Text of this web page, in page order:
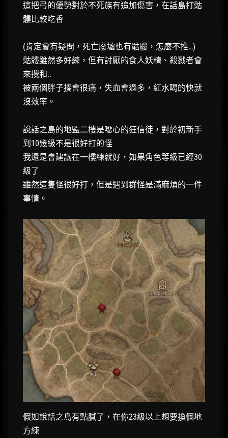
這把弓的優勢對於不死族有追加傷害，在話島打骷
髏比較吃香
(肯定會有疑問，死亡廢墟也有骷髏，怎麼不推…)
骷髏雖然多好練，但有討厭的食人妖精、殺戮者會
來攪和..
被兩個胖子揍會很痛，失血會過多，紅水喝的快就
沒效率。
說話之島的地監二樓是噁心的狂信徒，對於初新手
到10幾級不是很好打的怪
我還是會建議在一樓練就好，如果角色等級已經30
級了
雖然這隻怪很好打，但是遇到群怪是滿麻煩的一件
事情。
假如說話之島有點膩了，在你23級以上想要換個地
方練